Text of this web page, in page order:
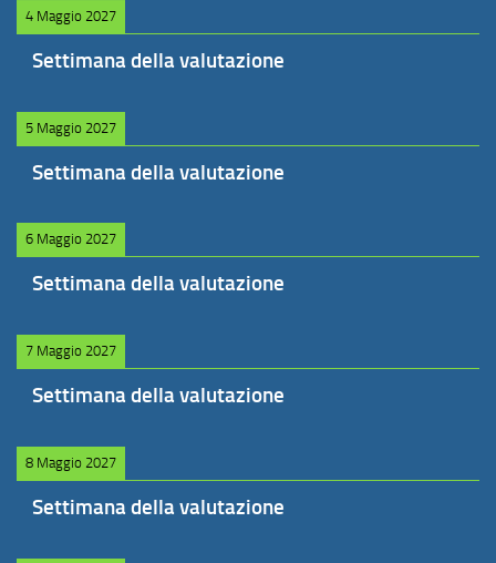
4 Maggio 2027
Settimana della valutazione
5 Maggio 2027
Settimana della valutazione
6 Maggio 2027
Settimana della valutazione
7 Maggio 2027
Settimana della valutazione
8 Maggio 2027
Settimana della valutazione